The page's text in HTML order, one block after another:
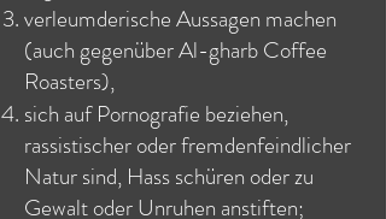
verleumderische Aussagen machen
(auch gegenüber Al-gharb Coffee
Roasters),
sich auf Pornografie beziehen,
rassistischer oder fremdenfeindlicher
Natur sind, Hass schüren oder zu
Gewalt oder Unruhen anstiften;